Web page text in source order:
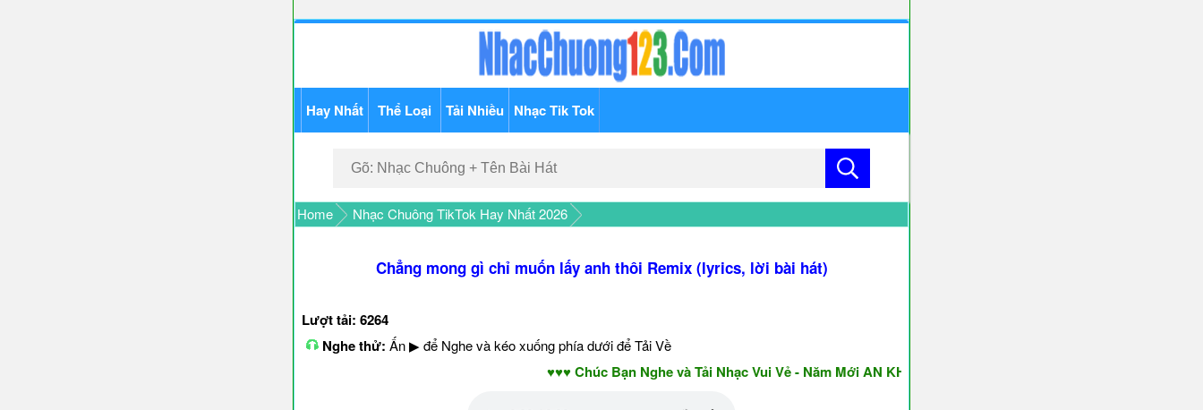
Hay Nhất Thể Loại Tải Nhiều Nhạc Tik Tok
Home Nhạc Chuông TikTok Hay Nhất 2026
Chẳng mong gì chỉ muốn lấy anh thôi Remix (lyrics, lời bài hát)
Lượt tải: 6264
Nghe thử: Ấn ▶ để Nghe và kéo xuống phía dưới để Tải Về
♥♥♥ Chúc Bạn Nghe và Tải Nhạc Vui Vẻ - Năm Mới AN KHANG & THỊNH VƯỢNG ♥♥♥